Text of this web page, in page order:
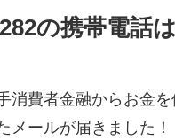
の携帯電話
消費者金融からお金
メールが届きました！